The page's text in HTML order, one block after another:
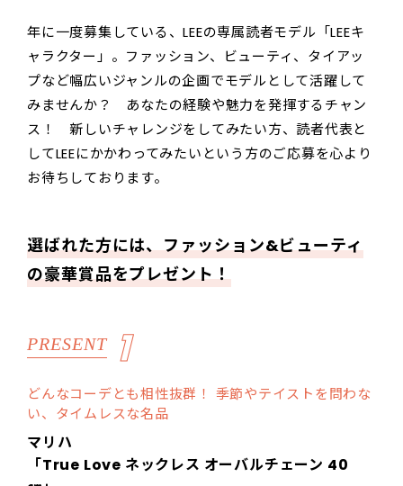
年に一度募集している、LEEの専属読者モデル「LEEキ
ャラクター」。ファッション、ビューティ、タイアッ
プなど幅広いジャンルの企画でモデルとして活躍して
みませんか？ あなたの経験や魅力を発揮するチャン
ス！ 新しいチャレンジをしてみたい方、読者代表と
してLEEにかかわってみたいという方のご応募を心より
お待ちしております。
選ばれた方には、ファッション&ビューティ
の豪華賞品をプレゼント！
PRESENT 1
どんなコーデとも相性抜群！ 季節やテイストを問わな
い、タイムレスな名品
マリハ
「True Love ネックレス オーバルチェーン 40